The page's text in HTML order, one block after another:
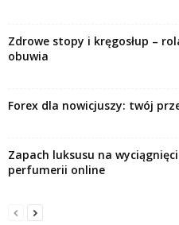
Zdrowe stopy i kręgosłup –
obuwia
Forex dla nowicjuszy: twój
Zapach luksusu na
perfumerii online